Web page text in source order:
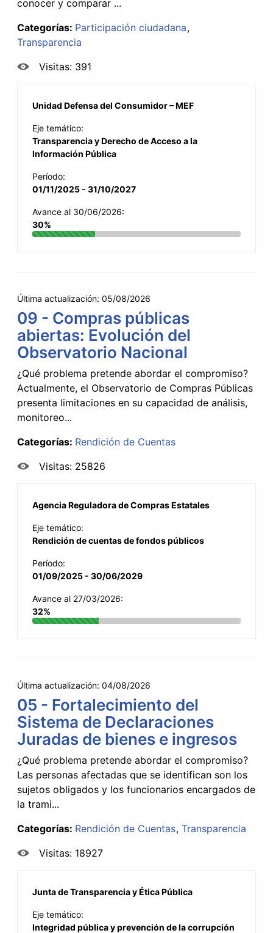
conocer y comparar ...
Categorías: Participación ciudadana
Transparencia
Visitas: 391
Unidad Defensa del Consumidor – MEF
Eje temático:
Transparencia y Derecho de Acceso a la
Información Pública
Período:
01/11/2025 - 31/10/2027
Avance al 30/06/2026:
30%
Última actualización: 05/08/2026
09 - Compras públicas
abiertas: Evolución del
Observatorio Nacional
¿Qué problema pretende abordar el compromiso?
Actualmente, el Observatorio de Compras Públicas
presenta limitaciones en su capacidad de análisis,
monitoreo...
Categorías: Rendición de Cuentas
Visitas: 25826
Agencia Reguladora de Compras Estatales
Eje temático:
Rendición de cuentas de fondos públicos
Período:
01/09/2025 - 30/06/2029
Avance al 27/03/2026:
32%
Última actualización: 04/08/2026
05 - Fortalecimiento del
Sistema de Declaraciones
Juradas de bienes e ingresos
¿Qué problema pretende abordar el compromiso?
Las personas afectadas que se identifican son los
sujetos obligados y los funcionarios encargados de
la trami...
Categorías: Rendición de Cuentas Transparencia
Visitas: 18927
Junta de Transparencia y Ética Pública
Eje temático:
Integridad pública y prevención de la corrupción